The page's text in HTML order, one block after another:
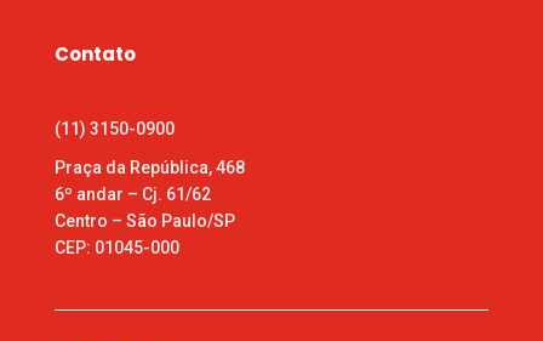
Contato
(11) 3150-0900
Praça da República, 468
6º andar – Cj. 61/62
Centro – São Paulo/SP
CEP: 01045-000